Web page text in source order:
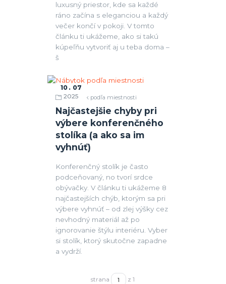
luxusný priestor, kde sa každé
ráno začína s eleganciou a každý
večer končí v pokoji. V tomto
článku ti ukážeme, ako si takú
kúpeľňu vytvoriť aj u teba doma –
š
Najčastejšie chyby pri
výbere konferenčného
stolíka (a ako sa im
vyhnúť)
10
07
2025
Nábytok podľa miestnosti
Konferenčný stolík je často
podceňovaný, no tvorí srdce
obývačky. V článku ti ukážeme 8
najčastejších chýb, ktorým sa pri
výbere vyhnúť – od zlej výšky cez
nevhodný materiál až po
ignorovanie štýlu interiéru. Vyber
si stolík, ktorý skutočne zapadne
a vydrží.
strana z 1